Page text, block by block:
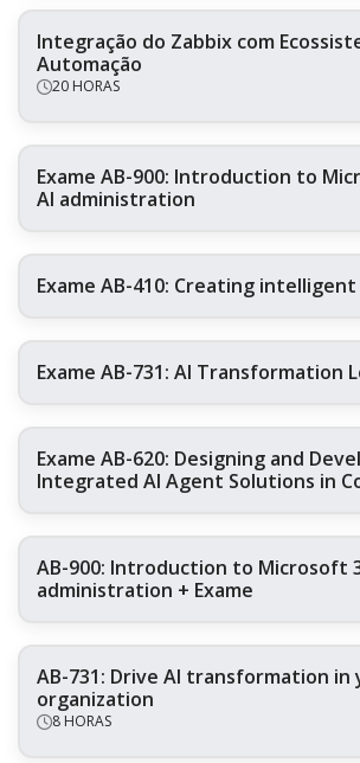
Integração do Zabbix com
Automação
20 HORAS
Exame AB-900: Introduction to
AI administration
Exame AB-410: Creating
Exame AB-731: AI Transformation
Exame AB-620: Designing and
Integrated AI Agent Solutions in
AB-900: Introduction to Microsoft
administration + Exame
AB-731: Drive AI transformation in
organization
8 HORAS